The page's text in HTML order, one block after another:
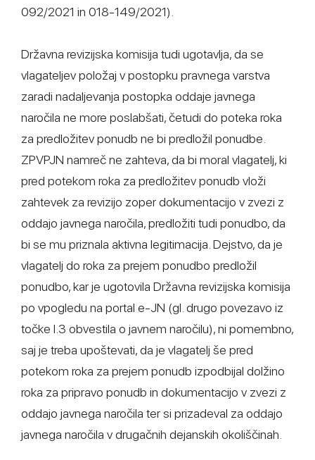
092/2021 in 018-149/2021).
Državna revizijska komisija tudi ugotavlja, da se
vlagateljev položaj v postopku pravnega varstva
zaradi nadaljevanja postopka oddaje javnega
naročila ne more poslabšati, četudi do poteka roka
za predložitev ponudb ne bi predložil ponudbe.
ZPVPJN namreč ne zahteva, da bi moral vlagatelj, ki
pred potekom roka za predložitev ponudb vloži
zahtevek za revizijo zoper dokumentacijo v zvezi z
oddajo javnega naročila, predložiti tudi ponudbo, da
bi se mu priznala aktivna legitimacija. Dejstvo, da je
vlagatelj do roka za prejem ponudbo predložil
ponudbo, kar je ugotovila Državna revizijska komisija
po vpogledu na portal e-JN (gl. drugo povezavo iz
točke I.3 obvestila o javnem naročilu), ni pomembno,
saj je treba upoštevati, da je vlagatelj še pred
potekom roka za prejem ponudb izpodbijal dolžino
roka za pripravo ponudb in dokumentacijo v zvezi z
oddajo javnega naročila ter si prizadeval za oddajo
javnega naročila v drugačnih dejanskih okoliščinah.